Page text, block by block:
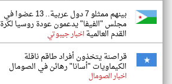
بينهم ممثلو 7 دول عربية.. 13 عضوا في
مجلس "الفيفا" يدعمون عودة روسيا لكرة
القدم العالميةاخبار جيبوتي
قراصنة يتخذون أفراد طاقم ناقلة
الكيماويات "أسانا" رهائن في الصومال
اخبار الصومال